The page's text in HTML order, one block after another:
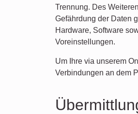
Trennung. Des
Gefährdung der Daten
Hardware, Software
Voreinstellungen.
Um Ihre via unserem
Verbindungen an dem